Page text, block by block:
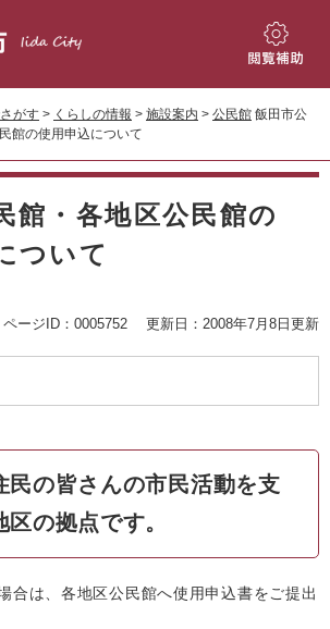
閲
補
がす > くらしの情報 > 施設案内 > 公民館 飯田市公
館の使用申込について
館・各地区公民館の
ついて
ページID：0005752 更新日：2008年7月8日更新
民の皆さんの市民活動を支
の拠点です。
合は、各地区公民館へ使用申込書をご提出